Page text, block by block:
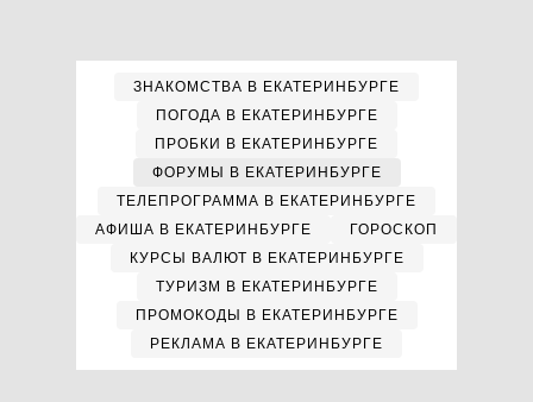
ЗНАКОМСТВА В ЕКАТЕРИНБУРГЕ
ПОГОДА В ЕКАТЕРИНБУРГЕ
ПРОБКИ В ЕКАТЕРИНБУРГЕ
ФОРУМЫ В ЕКАТЕРИНБУРГЕ
ТЕЛЕПРОГРАММА В ЕКАТЕРИНБУРГЕ
АФИША В ЕКАТЕРИНБУРГЕ
ГОРОСКОП
КУРСЫ ВАЛЮТ В ЕКАТЕРИНБУРГЕ
ТУРИЗМ В ЕКАТЕРИНБУРГЕ
ПРОМОКОДЫ В ЕКАТЕРИНБУРГЕ
РЕКЛАМА В ЕКАТЕРИНБУРГЕ